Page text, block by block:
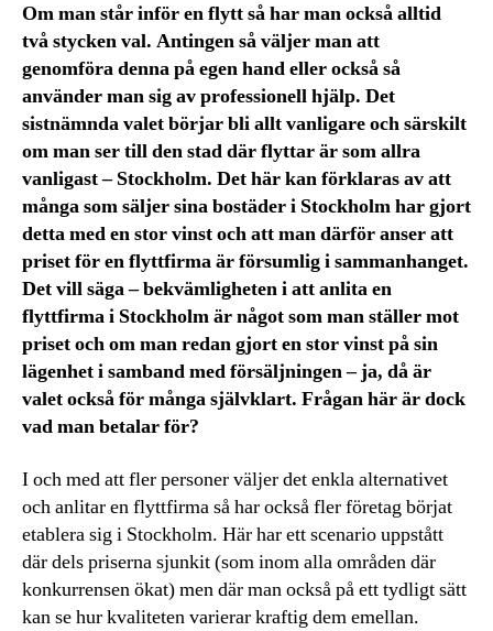
Om man står inför en flytt så har man också alltid
två stycken val. Antingen så väljer man att
genomföra denna på egen hand eller också så
använder man sig av professionell hjälp. Det
sistnämnda valet börjar bli allt vanligare och särskilt
om man ser till den stad där flyttar är som allra
vanligast – Stockholm. Det här kan förklaras av att
många som säljer sina bostäder i Stockholm har gjort
detta med en stor vinst och att man därför anser att
priset för en flyttfirma är försumlig i sammanhanget.
Det vill säga – bekvämligheten i att anlita en
flyttfirma i Stockholm är något som man ställer mot
priset och om man redan gjort en stor vinst på sin
lägenhet i samband med försäljningen – ja, då är
valet också för många självklart. Frågan här är dock
vad man betalar för?
I och med att fler personer väljer det enkla alternativet
och anlitar en flyttfirma så har också fler företag börjat
etablera sig i Stockholm. Här har ett scenario uppstått
där dels priserna sjunkit (som inom alla områden där
konkurrensen ökat) men där man också på ett tydligt sätt
kan se hur kvaliteten varierar kraftig dem emellan.